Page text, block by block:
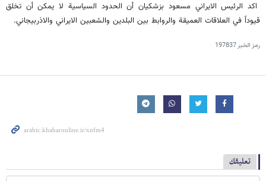
اكد الرئيس الايراني مسعود بزشكيان أن الحدود السياسية لا يمكن أن تخلق
قيوداً في العلاقات العميقة والروابط بين البلدين والشعبين الايراني والاذربيجاني.
رمز الخبر197837
تعليقك